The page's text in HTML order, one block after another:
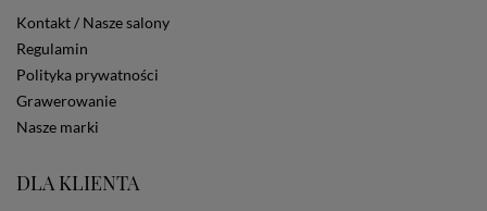
Zautomatyzowane podejmowanie decyzji
Na stronie Sklepu są wykorzystywane pliki cookies.
Stosowane są one w celach zapewnienia maksymalnej
wygody wszystkich użytkowników (w tym Kupujących)
przy korzystaniu ze Sklepu (zapamiętywanie
preferencji i ustawień na stronie, zbieranie
anonimowych danych dla celów reklamowych i
portale społecznościowe, np. Facebook). Korzystanie
Kontakt / Nasze salony
Regulamin
Polityka prywatności
Grawerowanie
Nasze marki
DLA KLIENTA